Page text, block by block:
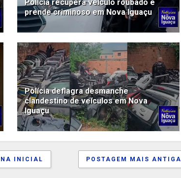
Polícia recupera veículo roubado e
prende criminoso em Nova Iguaçu
Polícia deflagra desmanche
clandestino de veículos em Nova
Iguaçu
POSTAGEM MAIS ANTIGA
INICIAL